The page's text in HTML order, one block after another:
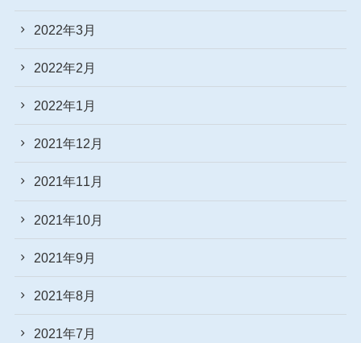
2022年3月
2022年2月
2022年1月
2021年12月
2021年11月
2021年10月
2021年9月
2021年8月
2021年7月